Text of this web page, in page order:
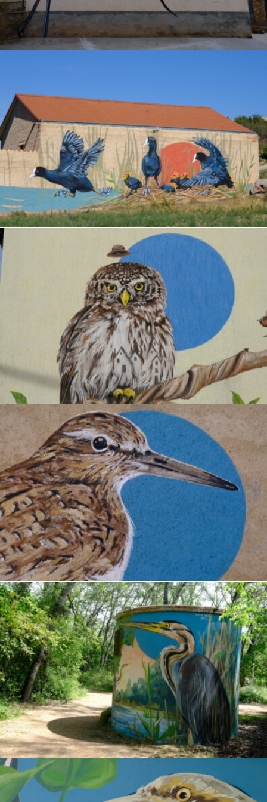
Fotja. ENCYCLOPAEDIA
Mussolet Eurasiàtic ENCYCLOPAEDIA
Xivitona. ENCYCLOPAEDIA
Agró Roig ENCYCLOPAEDIA